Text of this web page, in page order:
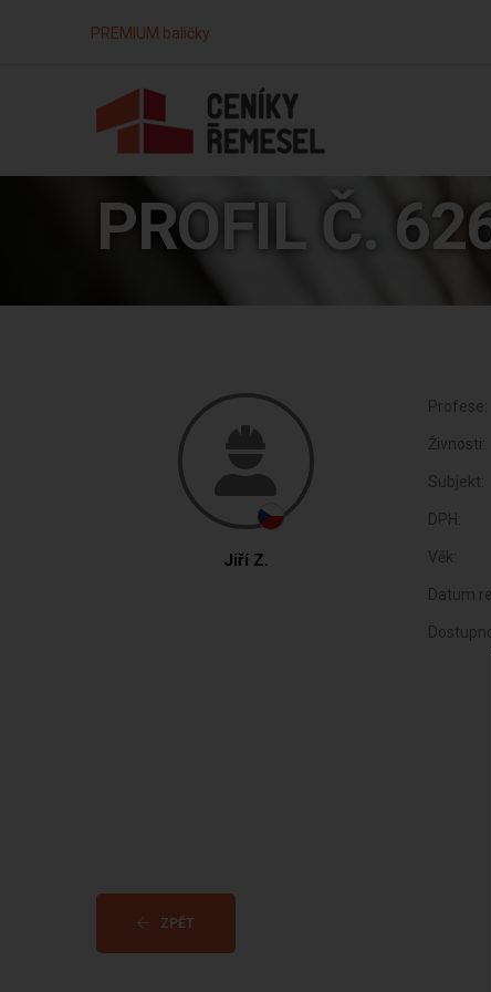
PREMIUM balíčky
PROFIL Č.
Jiří Z.
Profese:
Živnosti:
Subjekt:
DPH:
Věk:
Datum
ZPĚT